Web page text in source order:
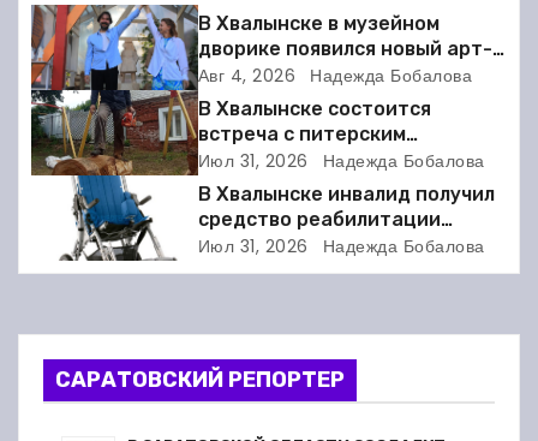
г
а
ц
и
п
о
В Хвалынске в музейном
дворике появился новый арт-
объект
Авг 4, 2026 Надежда Бобалова
В Хвалынске состоится
встреча с питерским
скульптором Виктором
Грачёвым
Июл 31, 2026 Надежда Бобалова
В Хвалынске инвалид получил
средство реабилитации
только после суда
Июл 31, 2026 Надежда Бобалова
САРАТОВСКИЙ РЕПОРТЕР